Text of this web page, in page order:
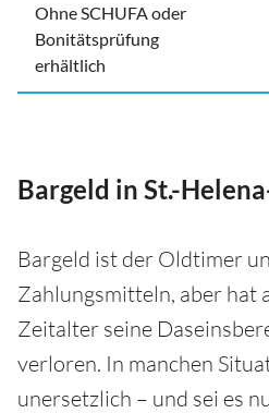
Ohne SCHUFA oder
Bonitätsprüfung
erhältlich
Bargeld in St.-
Bargeld ist der Oldtimer
Zahlungsmitteln, aber hat
Zeitalter seine
verloren. In manchen
unersetzlich – und sei es